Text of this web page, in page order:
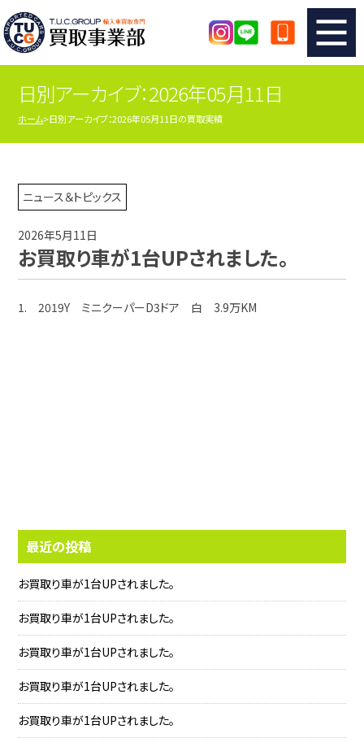
TUCのカンタン査定 買取りの流れ
査定の注意事項 メーカー別査定フォーム
TUCの買取実績
店舗紹介
日別アーカイブ：2026年05月11日
ホーム 日別アーカイブ：2026年05月11日の買取実績
ニュース＆トピックス
2026年5月11日
お買取り車が1台UPされました。
1. 2019Y ミニクーパーD3ドア 白 3.9万KM
最近の投稿
お買取り車が1台UPされました。
お買取り車が1台UPされました。
お買取り車が1台UPされました。
お買取り車が1台UPされました。
お買取り車が1台UPされました。